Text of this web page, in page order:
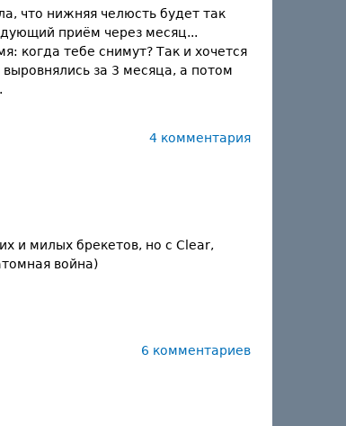
что нижняя челюсть будет так
приём через месяц...
когда тебе снимут? Так и хочется
за 3 месяца, а потом
4 комментария
и милых брекетов, но с Clear,
война)
6 комментариев